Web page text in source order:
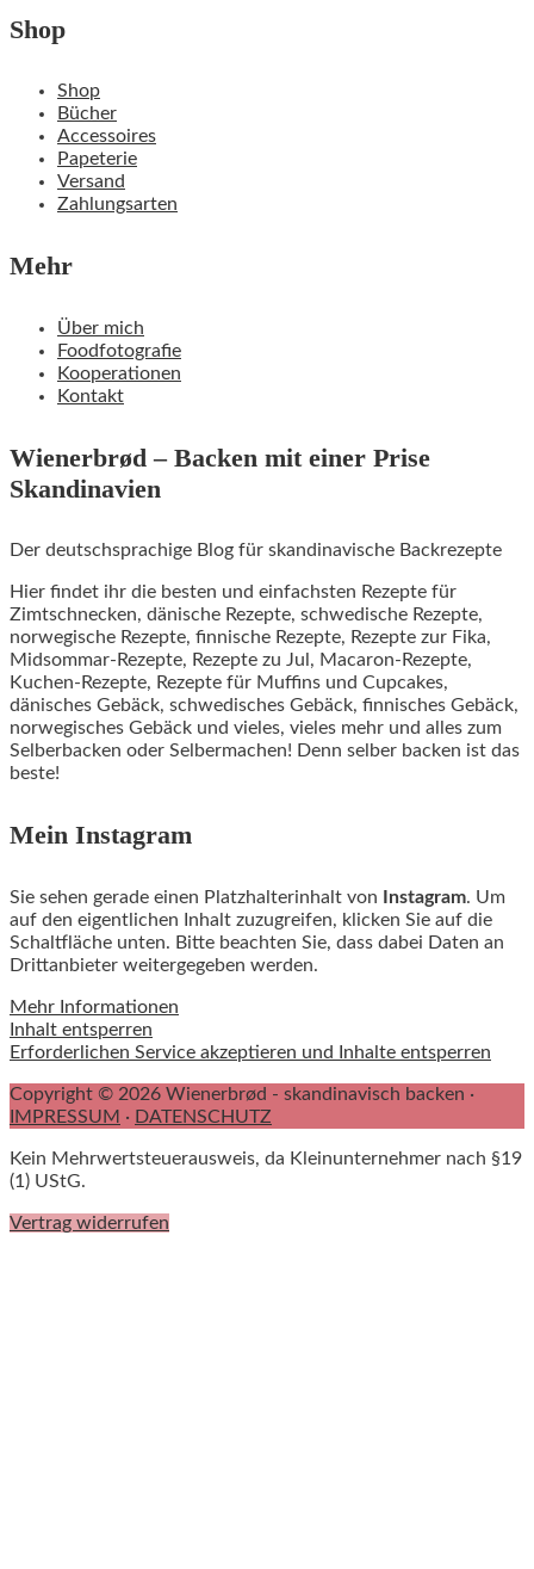
Shop
Shop
Bücher
Accessoires
Papeterie
Versand
Zahlungsarten
Mehr
Über mich
Foodfotografie
Kooperationen
Kontakt
Wienerbrød – Backen mit einer Prise
Skandinavien
Der deutschsprachige Blog für skandinavische Backrezepte
Hier findet ihr die besten und einfachsten Rezepte für
Zimtschnecken, dänische Rezepte, schwedische Rezepte,
norwegische Rezepte, finnische Rezepte, Rezepte zur Fika,
Midsommar-Rezepte, Rezepte zu Jul, Macaron-Rezepte,
Kuchen-Rezepte, Rezepte für Muffins und Cupcakes,
dänisches Gebäck, schwedisches Gebäck, finnisches Gebäck,
norwegisches Gebäck und vieles, vieles mehr und alles zum
Selberbacken oder Selbermachen! Denn selber backen ist das
beste!
Mein Instagram
Sie sehen gerade einen Platzhalterinhalt von Instagram. Um
auf den eigentlichen Inhalt zuzugreifen, klicken Sie auf die
Schaltfläche unten. Bitte beachten Sie, dass dabei Daten an
Drittanbieter weitergegeben werden.
Mehr Informationen
Inhalt entsperren
Erforderlichen Service akzeptieren und Inhalte entsperren
Copyright © 2026 Wienerbrød - skandinavisch backen ·
IMPRESSUM · DATENSCHUTZ
Kein Mehrwertsteuerausweis, da Kleinunternehmer nach §19
(1) UStG.
Vertrag widerrufen